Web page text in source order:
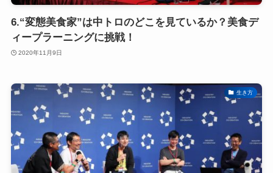
6.“変態美食家”は中トロのどこを見ているか？美食デ
ィープラーニングに挑戦！
2020年11月9日
生き方